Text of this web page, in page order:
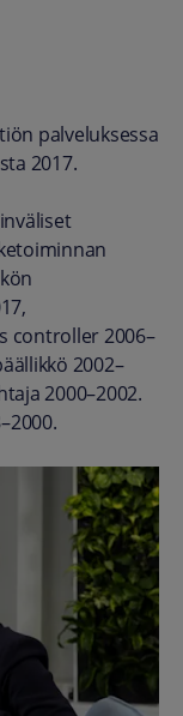
palveluksessa
2017.
controller 2006–
2002–
2000–2002.